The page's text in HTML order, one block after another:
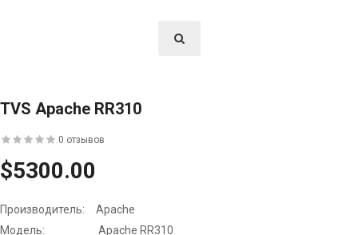
TVS Apache RR310
0 отзывов
$5300.00
Производитель:
Apache
Модель:
Apache RR310